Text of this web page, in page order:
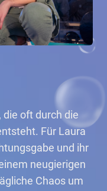
oft durch die
Für Laura
und ihr
neugierigen
Chaos um